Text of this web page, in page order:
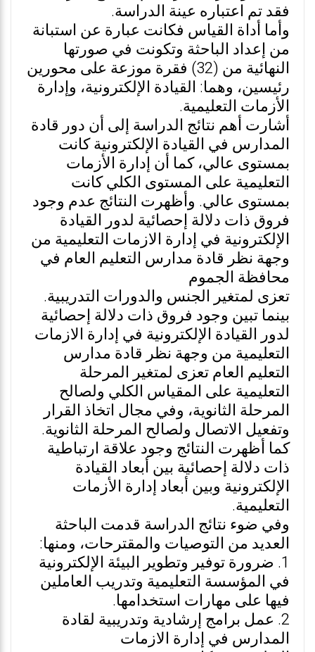
فقد تم اعتباره عينة الدراسة.
وأما أداة القياس فكانت عبارة عن استبانة
من إعداد الباحثة وتكونت في صورتها
النهائية من (32) فقرة موزعة على محورين
رئيسين، وهما: القيادة الإلكترونية، وإدارة
الأزمات التعليمية.
أشارت أهم نتائج الدراسة إلى أن دور قادة
المدارس في القيادة الإلكترونية كانت
بمستوى عالي، كما أن إدارة الأزمات
التعليمية على المستوى الكلي كانت
بمستوى عالي. وأظهرت النتائج عدم وجود
فروق ذات دلالة إحصائية لدور القيادة
الإلكترونية في إدارة الازمات التعليمية من
وجهة نظر قادة مدارس التعليم العام في
محافظة الجموم
تعزى لمتغير الجنس والدورات التدريبية.
بينما تبين وجود فروق ذات دلالة إحصائية
لدور القيادة الإلكترونية في إدارة الازمات
التعليمية من وجهة نظر قادة مدارس
التعليم العام تعزى لمتغير المرحلة
التعليمية على المقياس الكلي ولصالح
المرحلة الثانوية، وفي مجال اتخاذ القرار
وتفعيل الاتصال ولصالح المرحلة الثانوية.
كما أظهرت النتائج وجود علاقة ارتباطية
ذات دلالة إحصائية بين أبعاد القيادة
الإلكترونية وبين أبعاد إدارة الأزمات
التعليمية.
وفي ضوء نتائج الدراسة قدمت الباحثة
العديد من التوصيات والمقترحات، ومنها:
1. ضرورة توفير وتطوير البيئة الإلكترونية
في المؤسسة التعليمية وتدريب العاملين
فيها على مهارات استخدامها.
2. عمل برامج إرشادية وتدريبية لقادة
المدارس في إدارة الازمات